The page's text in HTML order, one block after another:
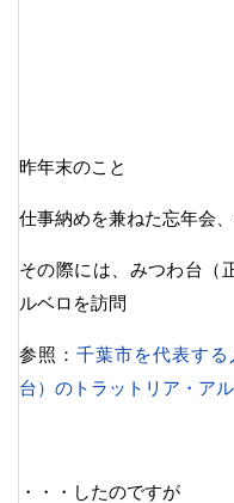
昨年末のこと
仕事納めを兼ねた忘年会
その際には、みつわ台（
ルベロを訪問
参照：千葉市を代表す
台）のトラットリア・ア
・・・したのですが